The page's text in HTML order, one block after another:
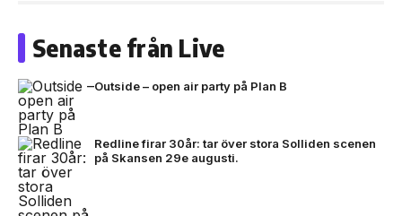
Senaste från Live
Outside – open air party på Plan B
Redline firar 30år: tar över stora Solliden scenen
på Skansen 29e augusti.